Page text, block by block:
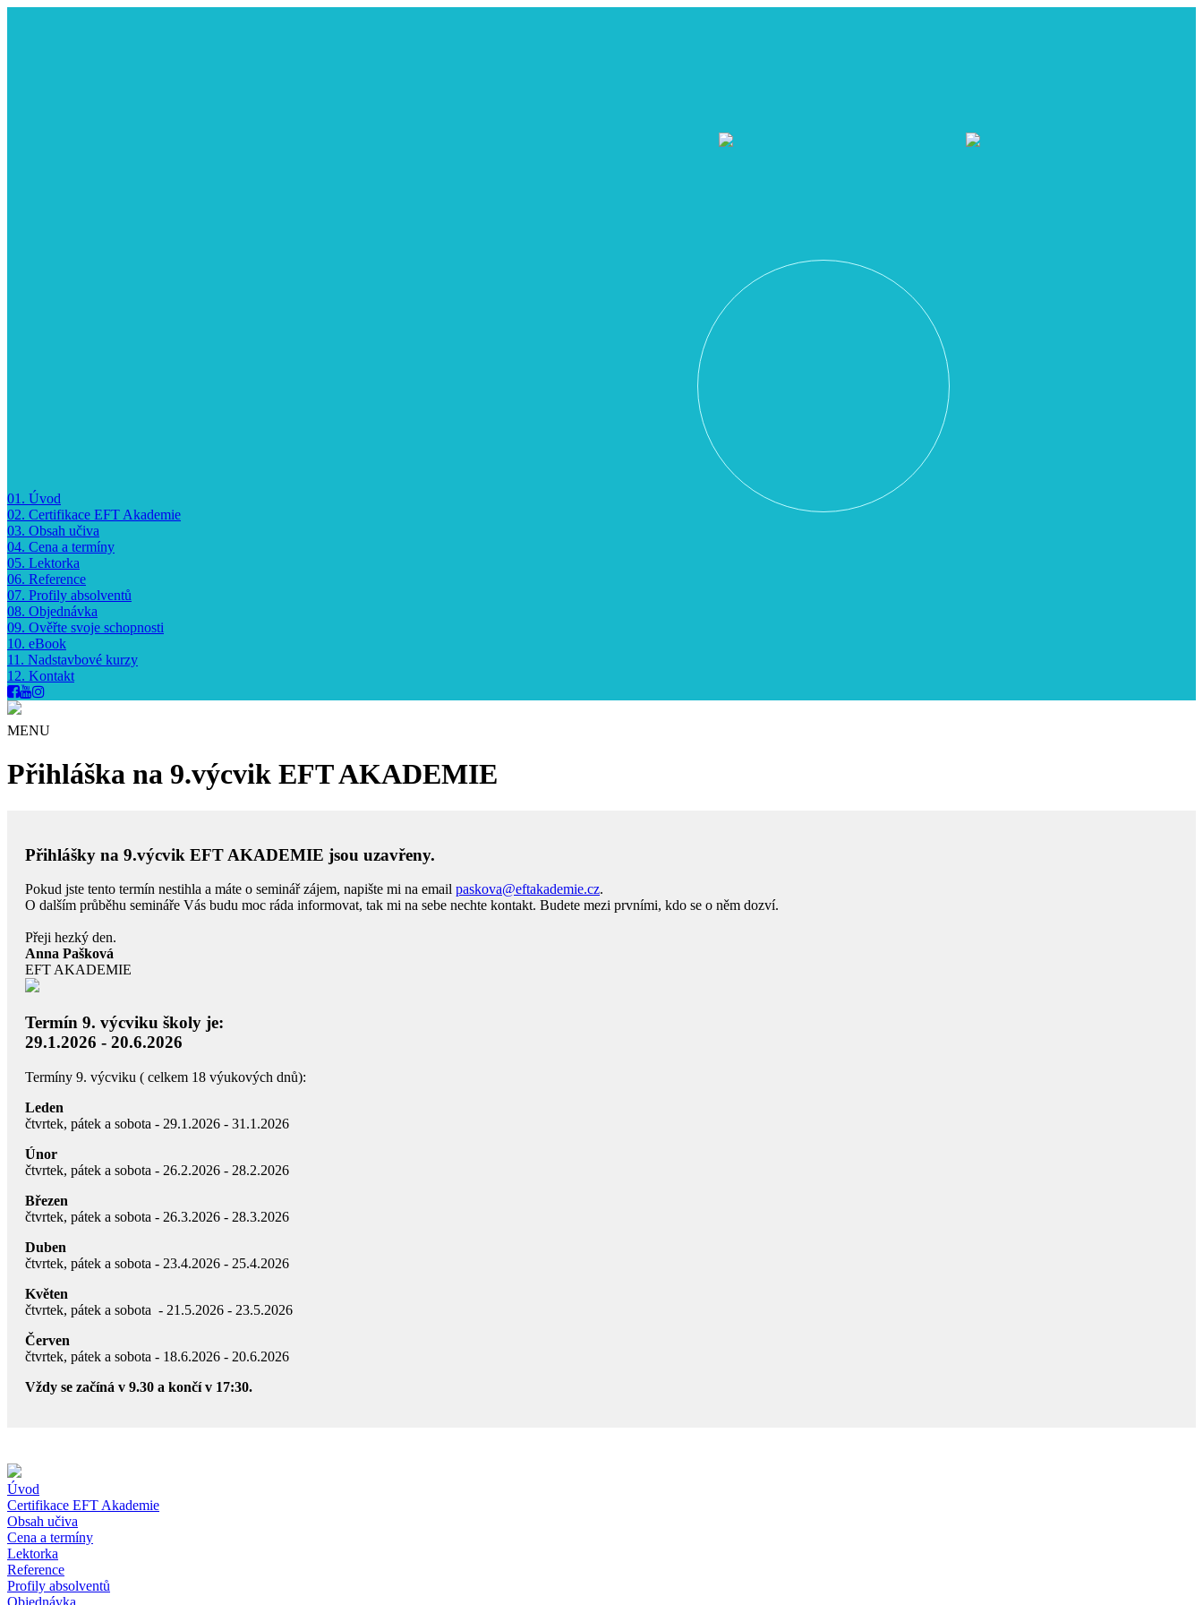
01. Úvod
02. Certifikace EFT Akademie
03. Obsah učiva
04. Cena a termíny
05. Lektorka
06. Reference
07. Profily absolventů
08. Objednávka
09. Ověřte svoje schopnosti
10. eBook
11. Nadstavbové kurzy
12. Kontakt
MENU
Přihláška na 9.výcvik EFT AKADEMIE
Přihlášky na 9.výcvik EFT AKADEMIE jsou uzavřeny.
Pokud jste tento termín nestihla a máte o seminář zájem, napište mi na email paskova@eftakademie.cz.
O dalším průběhu semináře Vás budu moc ráda informovat, tak mi na sebe nechte kontakt. Budete mezi prvními, kdo se o něm dozví.
Přeji hezký den.
Anna Pašková
EFT AKADEMIE
Termín 9. výcviku školy je:
29.1.2026 - 20.6.2026
Termíny 9. výcviku ( celkem 18 výukových dnů):
Leden
čtvrtek, pátek a sobota - 29.1.2026 - 31.1.2026
Únor
čtvrtek, pátek a sobota - 26.2.2026 - 28.2.2026
Březen
čtvrtek, pátek a sobota - 26.3.2026 - 28.3.2026
Duben
čtvrtek, pátek a sobota - 23.4.2026 - 25.4.2026
Květen
čtvrtek, pátek a sobota - 21.5.2026 - 23.5.2026
Červen
čtvrtek, pátek a sobota - 18.6.2026 - 20.6.2026
Vždy se začíná v 9.30 a končí v 17:30.
Úvod
Certifikace EFT Akademie
Obsah učiva
Cena a termíny
Lektorka
Reference
Profily absolventů
Objednávka